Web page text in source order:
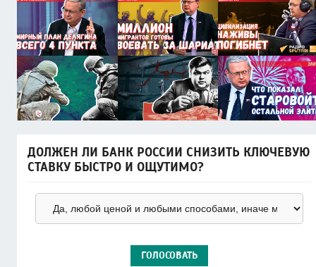
ДОЛЖЕН ЛИ БАНК РОССИИ СНИЗИТЬ КЛЮЧЕВУЮ
СТАВКУ БЫСТРО И ОЩУТИМО?
ГОЛОСОВАТЬ